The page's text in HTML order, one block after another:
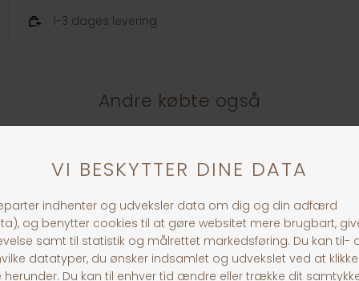
1-3 dages levering
Andre købte også